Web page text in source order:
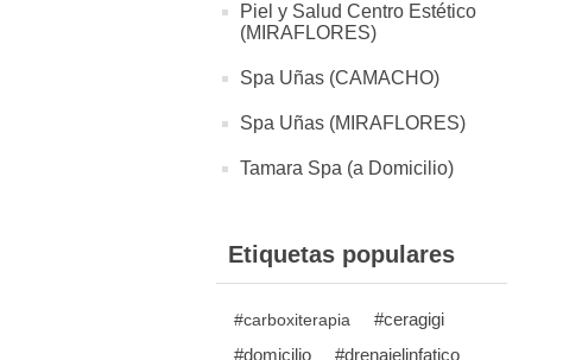
Piel y Salud Centro Estético
(MIRAFLORES)
Spa Uñas (CAMACHO)
Spa Uñas (MIRAFLORES)
Tamara Spa (a Domicilio)
Etiquetas populares
#carboxiterapia
#ceragigi
#domicilio
#drenajelinfatico